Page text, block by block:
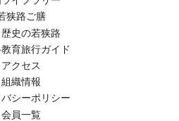
狭路ご膳
史の若狭路
育旅行ガイド
アクセス
組織情報
シーポリシー
会員一覧